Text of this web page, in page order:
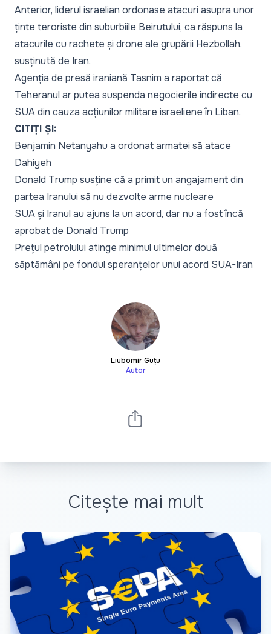
Anterior, liderul israelian ordonase atacuri asupra unor
ținte teroriste din suburbiile Beirutului, ca răspuns la
atacurile cu rachete și drone ale grupării Hezbollah,
susținută de Iran.
Agenția de presă iraniană Tasnim a raportat că
Teheranul ar putea suspenda negocierile indirecte cu
SUA din cauza acțiunilor militare israeliene în Liban.
CITIȚI ȘI:
Benjamin Netanyahu a ordonat armatei să atace
Dahiyeh
Donald Trump susține că a primit un angajament din
partea Iranului să nu dezvolte arme nucleare
SUA și Iranul au ajuns la un acord, dar nu a fost încă
aprobat de Donald Trump
Prețul petrolului atinge minimul ultimelor două
săptămâni pe fondul speranțelor unui acord SUA-Iran
Liubomir Guțu
Autor
Citește mai mult